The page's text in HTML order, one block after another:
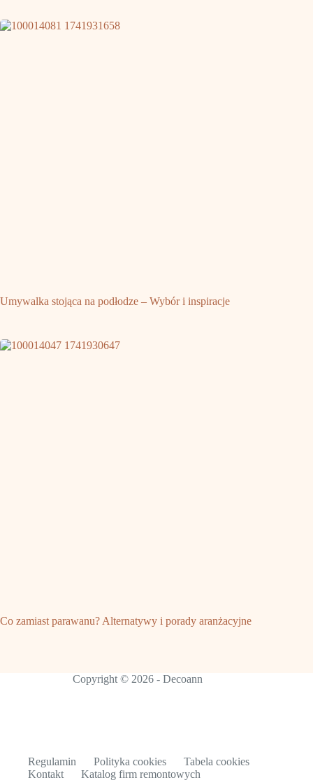
Umywalka stojąca na podłodze – Wybór i inspiracje
Co zamiast parawanu? Alternatywy i porady aranżacyjne
Copyright © 2026 - Decoann
Regulamin Polityka cookies
Tabela cookies
Kontakt
Katalog firm remontowych